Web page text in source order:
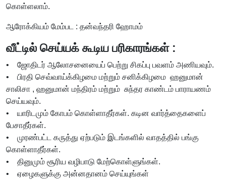
கொள்ளலாம்.
ஆரோக்கியம் மேம்பட : தன்வந்தரி ஹோமம்
வீட்டில் செய்யக் கூடிய பரிகாரங்கள் :
• ஜோதிடர் ஆலோசனையைப் பெற்று சிகப்பு பவளம் அணியவும்.
• பிரதி செவ்வாய்க்கிழமை மற்றும் சனிக்கிழமை ஹனுமான்
சாலிசா , ஹனுமான் மந்திரம் மற்றும் சுந்தர காண்டம் பாராயணம்
செய்யவும்.
• யாரிடமும் கோபம் கொள்ளாதீர்கள். கடின வார்த்தைகளைப்
பேசாதீர்கள்.
• முரண்பட்ட கருத்து ஏற்படும் இடங்களில் வாதத்தில் பங்கு
கொள்ளாதீர்கள்.
• தினுமும் சூரிய வழிபாடு மேற்கொள்ளுங்கள்.
• ஏழைகளுக்கு அன்னதானம் செய்யுங்கள்